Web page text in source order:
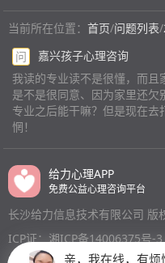
亲，我在线，有
我觉得我必须得转了
什么样，转之后的状
在的专业，其他专业
差。那我现在就一直
多，我自己的心，而
到这个学校小，要单
了一些专业。又开始
我不选这个专业，为
好的学校还要来到我
校都有好的专业跟不
如果你对好的专业不
的。去学那些，这个
当前所在位置： 首页/问题列表/
问
嘉兴孩子心理咨询
我读的专业读不是很懂，而
是不是很同意、因为家里还
专业之后能干嘛？但是现在
惘！
给力心理APP
免费公益心理咨询平台
长沙给力信息技术有限公司 版
ICP证：湘ICP备14006375号-3